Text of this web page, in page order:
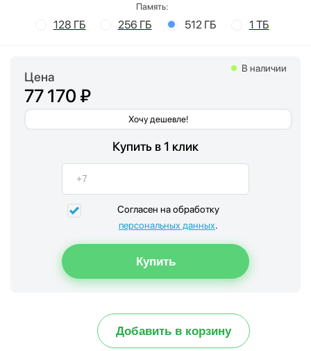
Память:
128 ГБ 256 ГБ 512 ГБ 1 ТБ
Цена
77 170 ₽
Хочу дешевле!
В наличии
Купить в 1 клик
Согласен на обработку
персональных данных.
Добавить в корзину